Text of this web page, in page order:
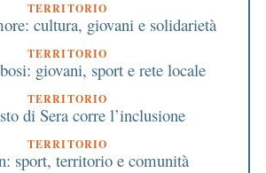
TERRITORIO
cultura, giovani e solidarietà
TERRITORIO
giovani, sport e rete locale
TERRITORIO
di Sera corre l’inclusione
TERRITORIO
sport, territorio e comunità